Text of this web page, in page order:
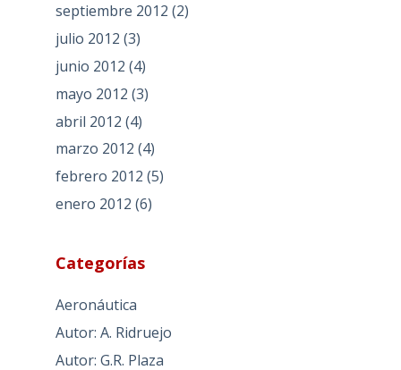
septiembre 2012 (2)
julio 2012 (3)
junio 2012 (4)
mayo 2012 (3)
abril 2012 (4)
marzo 2012 (4)
febrero 2012 (5)
enero 2012 (6)
Categorías
Aeronáutica
Autor: A. Ridruejo
Autor: G.R. Plaza